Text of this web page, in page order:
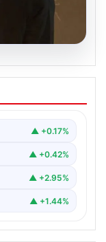
▲ +0.17%
▲ +0.42%
▲ +2.95%
▲ +1.44%